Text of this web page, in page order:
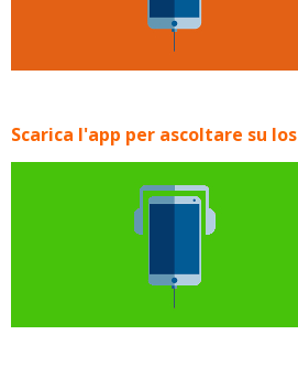
Scarica l'app per ascoltare su Ios